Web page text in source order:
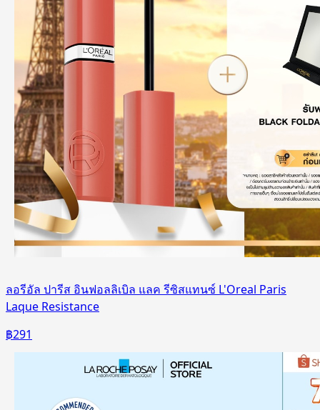
ลอรีอัล ปารีส อินฟอลลิเบิล แลค รีซิสแทนซ์ L'Oreal Paris
Laque Resistance
฿291